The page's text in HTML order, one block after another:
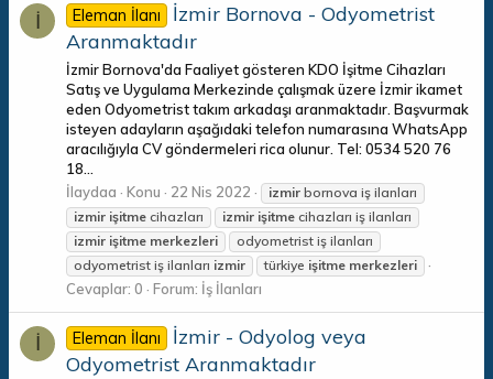
İ Eleman İlanı
İzmir Bornova - Odyometrist
Aranmaktadır
İzmir Bornova'da Faaliyet gösteren KDO İşitme Cihazları
Satış ve Uygulama Merkezinde çalışmak üzere İzmir ikamet
eden Odyometrist takım arkadaşı aranmaktadır. Başvurmak
isteyen adayların aşağıdaki telefon numarasına WhatsApp
aracılığıyla CV göndermeleri rica olunur. Tel: 0534 520 76
18...
İlaydaa
Konu 22 Nis 2022 izmir bornova iş ilanları
izmir işitme cihazları izmir işitme cihazları iş ilanları
izmir işitme merkezleri
odyometrist iş ilanları
odyometrist iş ilanları izmir türkiye işitme merkezleri
Cevaplar: 0 Forum: İş İlanları
İ Eleman İlanı
İzmir - Odyolog veya
Odyometrist Aranmaktadır